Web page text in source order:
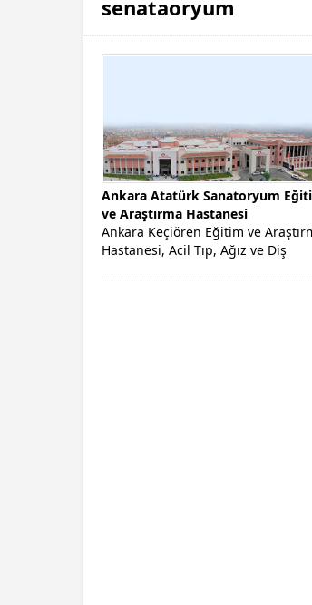
senataoryum
Ankara Atatürk Sanatoryum
ve Araştırma Hastanesi
Ankara Keçiören Eğitim ve
Hastanesi, Acil Tıp, Ağız ve Diş